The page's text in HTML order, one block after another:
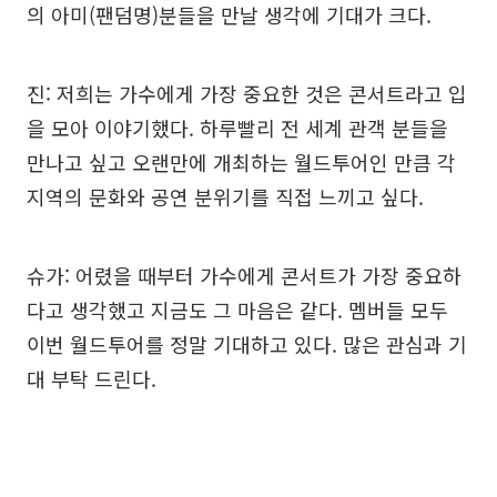
의 아미(팬덤명)분들을 만날 생각에 기대가 크다.
진: 저희는 가수에게 가장 중요한 것은 콘서트라고 입
을 모아 이야기했다. 하루빨리 전 세계 관객 분들을
만나고 싶고 오랜만에 개최하는 월드투어인 만큼 각
지역의 문화와 공연 분위기를 직접 느끼고 싶다.
슈가: 어렸을 때부터 가수에게 콘서트가 가장 중요하
다고 생각했고 지금도 그 마음은 같다. 멤버들 모두
이번 월드투어를 정말 기대하고 있다. 많은 관심과 기
대 부탁 드린다.